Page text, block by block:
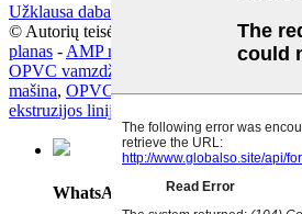
Užklausa dabar
© Autorių teisės - 2019–2025: Visos
planas - AMP mobilusis
OPVC vamzdžių gamybos linija
mašina, OPVC vamzdžių gamybos linija,
ekstruzijos linija
WhatsApp